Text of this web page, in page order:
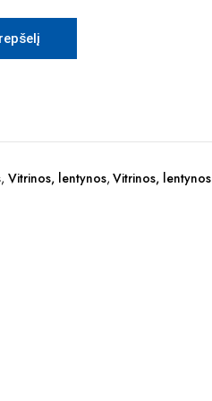
,Vitrinos, lentynos,Vitrinos, lentynos